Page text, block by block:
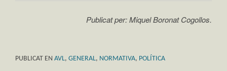
Publicat per: Miquel Boronat Cogollos.
PUBLICAT EN AVL, GENERAL, NORMATIVA, POLÍTICA